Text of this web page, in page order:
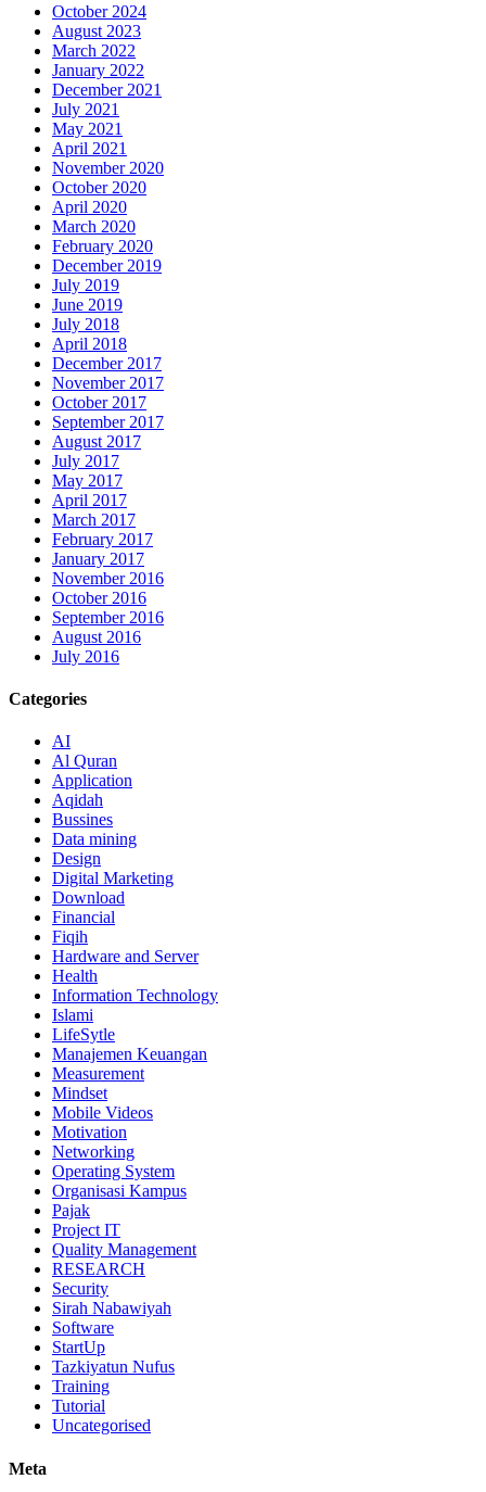
October 2024
August 2023
March 2022
January 2022
December 2021
July 2021
May 2021
April 2021
November 2020
October 2020
April 2020
March 2020
February 2020
December 2019
July 2019
June 2019
July 2018
April 2018
December 2017
November 2017
October 2017
September 2017
August 2017
July 2017
May 2017
April 2017
March 2017
February 2017
January 2017
November 2016
October 2016
September 2016
August 2016
July 2016
Categories
AI
Al Quran
Application
Aqidah
Bussines
Data mining
Design
Digital Marketing
Download
Financial
Fiqih
Hardware and Server
Health
Information Technology
Islami
LifeSytle
Manajemen Keuangan
Measurement
Mindset
Mobile Videos
Motivation
Networking
Operating System
Organisasi Kampus
Pajak
Project IT
Quality Management
RESEARCH
Security
Sirah Nabawiyah
Software
StartUp
Tazkiyatun Nufus
Training
Tutorial
Uncategorised
Meta